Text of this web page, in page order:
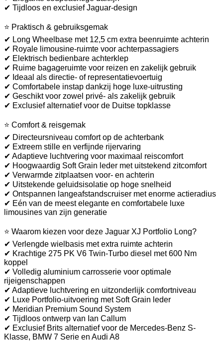
✔ Tijdloos en exclusief Jaguar-design
⭐ Praktisch & gebruiksgemak
✔ Long Wheelbase met 12,5 cm extra beenruimte achterin
✔ Royale limousine-ruimte voor achterpassagiers
✔ Elektrisch bedienbare achterklep
✔ Ruime bagageruimte voor reizen en zakelijk gebruik
✔ Ideaal als directie- of representatievoertuig
✔ Comfortabele instap dankzij hoge luxe-uitrusting
✔ Geschikt voor zowel privé- als zakelijk gebruik
✔ Exclusief alternatief voor de Duitse topklasse
⭐ Comfort & reisgemak
✔ Directeursniveau comfort op de achterbank
✔ Extreem stille en verfijnde rijervaring
✔ Adaptieve luchtvering voor maximaal reiscomfort
✔ Hoogwaardig Soft Grain leder met uitstekend zitcomfort
✔ Verwarmde zitplaatsen voor- en achterin
✔ Uitstekende geluidsisolatie op hoge snelheid
✔ Ontspannen langeafstandscruiser met enorme actieradius
✔ Eén van de meest elegante en comfortabele luxe
limousines van zijn generatie
⭐ Waarom kiezen voor deze Jaguar XJ Portfolio Long?
✔ Verlengde wielbasis met extra ruimte achterin
✔ Krachtige 275 PK V6 Twin-Turbo diesel met 600 Nm
koppel
✔ Volledig aluminium carrosserie voor optimale
rijeigenschappen
✔ Adaptieve luchtvering en uitzonderlijk comfortniveau
✔ Luxe Portfolio-uitvoering met Soft Grain leder
✔ Meridian Premium Sound System
✔ Tijdloos ontwerp van Ian Callum
✔ Exclusief Brits alternatief voor de Mercedes-Benz S-
Klasse, BMW 7 Serie en Audi A8